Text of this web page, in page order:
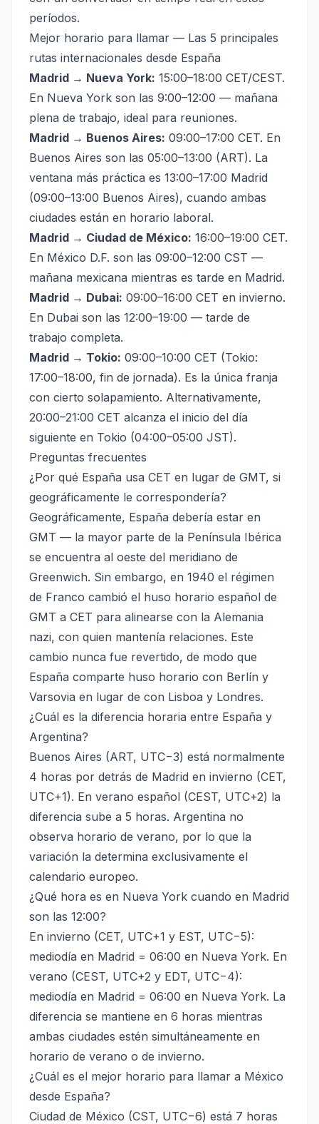
períodos.
Mejor horario para llamar — Las 5 principales
rutas internacionales desde España
Madrid → Nueva York: 15:00–18:00 CET/CEST.
En Nueva York son las 9:00–12:00 — mañana
plena de trabajo, ideal para reuniones.
Madrid → Buenos Aires: 09:00–17:00 CET. En
Buenos Aires son las 05:00–13:00 (ART). La
ventana más práctica es 13:00–17:00 Madrid
(09:00–13:00 Buenos Aires), cuando ambas
ciudades están en horario laboral.
Madrid → Ciudad de México: 16:00–19:00 CET.
En México D.F. son las 09:00–12:00 CST —
mañana mexicana mientras es tarde en Madrid.
Madrid → Dubai: 09:00–16:00 CET en invierno.
En Dubai son las 12:00–19:00 — tarde de
trabajo completa.
Madrid → Tokio: 09:00–10:00 CET (Tokio:
17:00–18:00, fin de jornada). Es la única franja
con cierto solapamiento. Alternativamente,
20:00–21:00 CET alcanza el inicio del día
siguiente en Tokio (04:00–05:00 JST).
Preguntas frecuentes
¿Por qué España usa CET en lugar de GMT, si
geográficamente le correspondería?
Geográficamente, España debería estar en
GMT — la mayor parte de la Península Ibérica
se encuentra al oeste del meridiano de
Greenwich. Sin embargo, en 1940 el régimen
de Franco cambió el huso horario español de
GMT a CET para alinearse con la Alemania
nazi, con quien mantenía relaciones. Este
cambio nunca fue revertido, de modo que
España comparte huso horario con Berlín y
Varsovia en lugar de con Lisboa y Londres.
¿Cuál es la diferencia horaria entre España y
Argentina?
Buenos Aires (ART, UTC−3) está normalmente
4 horas por detrás de Madrid en invierno (CET,
UTC+1). En verano español (CEST, UTC+2) la
diferencia sube a 5 horas. Argentina no
observa horario de verano, por lo que la
variación la determina exclusivamente el
calendario europeo.
¿Qué hora es en Nueva York cuando en Madrid
son las 12:00?
En invierno (CET, UTC+1 y EST, UTC−5):
mediodía en Madrid = 06:00 en Nueva York. En
verano (CEST, UTC+2 y EDT, UTC−4):
mediodía en Madrid = 06:00 en Nueva York. La
diferencia se mantiene en 6 horas mientras
ambas ciudades estén simultáneamente en
horario de verano o de invierno.
¿Cuál es el mejor horario para llamar a México
desde España?
Ciudad de México (CST, UTC−6) está 7 horas